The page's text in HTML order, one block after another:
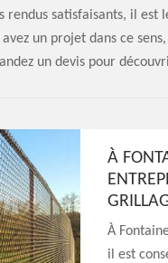
rendus satisfaisants, il
un projet dans ce
un devis pour
À
À
il est